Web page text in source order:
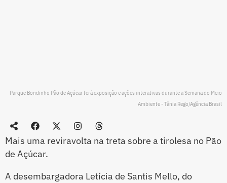
Parque Bondinho Pão de Açúcar terá exposição e ações interativas durante a Semana do Meio
Ambiente - Tânia Rego/Agência Brasil
Mais uma reviravolta na treta sobre a tirolesa no Pão
de Açúcar.
A desembargadora Letícia de Santis Mello, do